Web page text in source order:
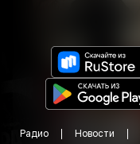
Радио Новости